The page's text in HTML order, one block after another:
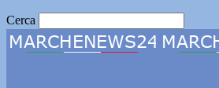
Cerca